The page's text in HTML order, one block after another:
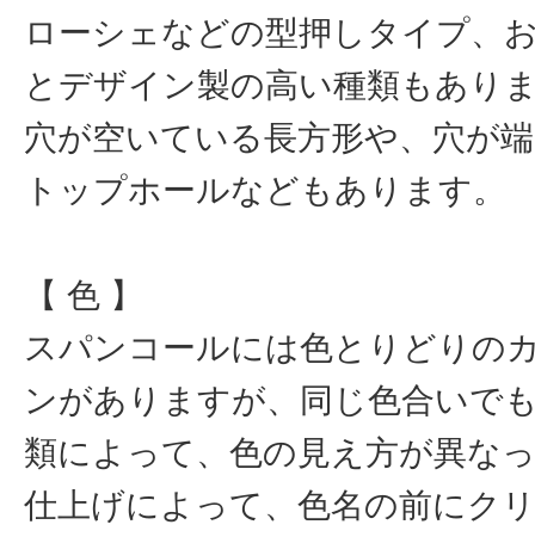
ローシェなどの型押しタイプ、
とデザイン製の高い種類もあり
穴が空いている長方形や、穴が
トップホールなどもあります。
【 色 】
スパンコールには色とりどりの
ンがありますが、同じ色合いで
類によって、色の見え方が異な
仕上げによって、色名の前にク